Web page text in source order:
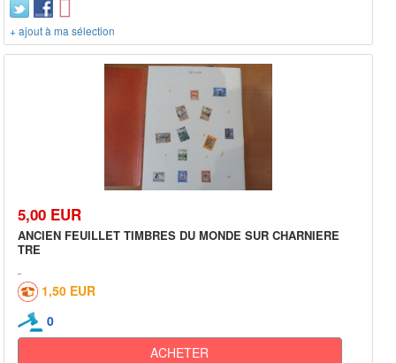
+ ajout à ma sélection
5,00 EUR
ANCIEN FEUILLET TIMBRES DU MONDE SUR CHARNIERE
TRE
1,50 EUR
0
ACHETER